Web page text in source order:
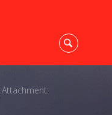
Attachment: